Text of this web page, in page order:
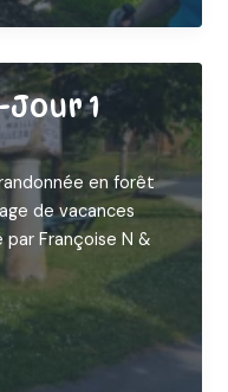
Jour 1
en forêt
de vacances
par Françoise N &